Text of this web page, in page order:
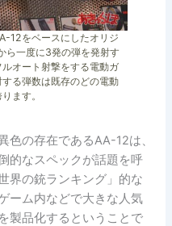
12をベースにしたオリジ
ら一度に3発の弾を発射す
オート射撃をする電動ガ
る弾数は既存のどの電動
ます。
色の存在であるAA-12は、
的なスペックが話題を呼
界の銃ランキング」的な
ーム内などで大きな人気
製品化するということで